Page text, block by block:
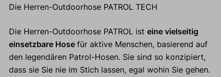
Die Herren-Outdoorhose PATROL TECH
Die Herren-Outdoorhose PATROL ist eine vielseitig
einsetzbare Hose für aktive Menschen, basierend auf
den legendären Patrol-Hosen. Sie sind so konzipiert,
dass sie Sie nie im Stich lassen, egal wohin Sie gehen.